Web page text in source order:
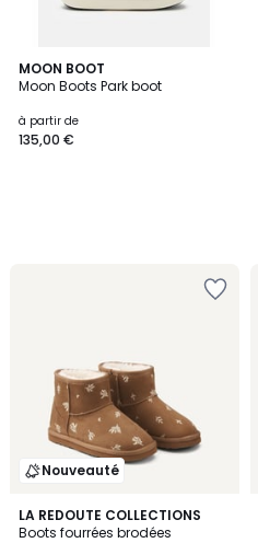
MOON BOOT
Moon Boots Park boot
à partir de
135,00 €
Nouveauté
LA REDOUTE COLLECTIONS
Boots fourrées brodées